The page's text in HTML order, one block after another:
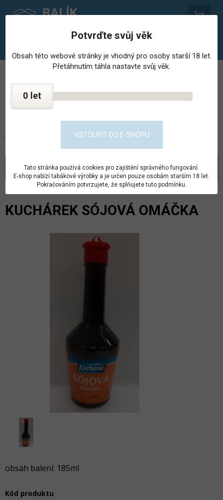
PROVOZOVNA STŘEDISKA HOSPODÁŘSKÉ ČINNNOSTI
KONTAKT
KATEGORIE
KUCHÁREK SÓJOVÁ OMÁČKA
obsah balení: 185ml
Kód produktu
Potvrďte svůj věk
Obsah této webové stránky je vhodný pro osoby starší 18 let.
Přetáhnutím táhla nastavte svůj věk.
0
VSTOUPIT DO E-SHOPU
Tato stránka používá cookies pro zajištění správného fungování.
E-shop nabízí tabákové výrobky a je určen pouze osobám starším 18 let.
Pokračováním potvrzujete, že splňujete tuto podmínku.